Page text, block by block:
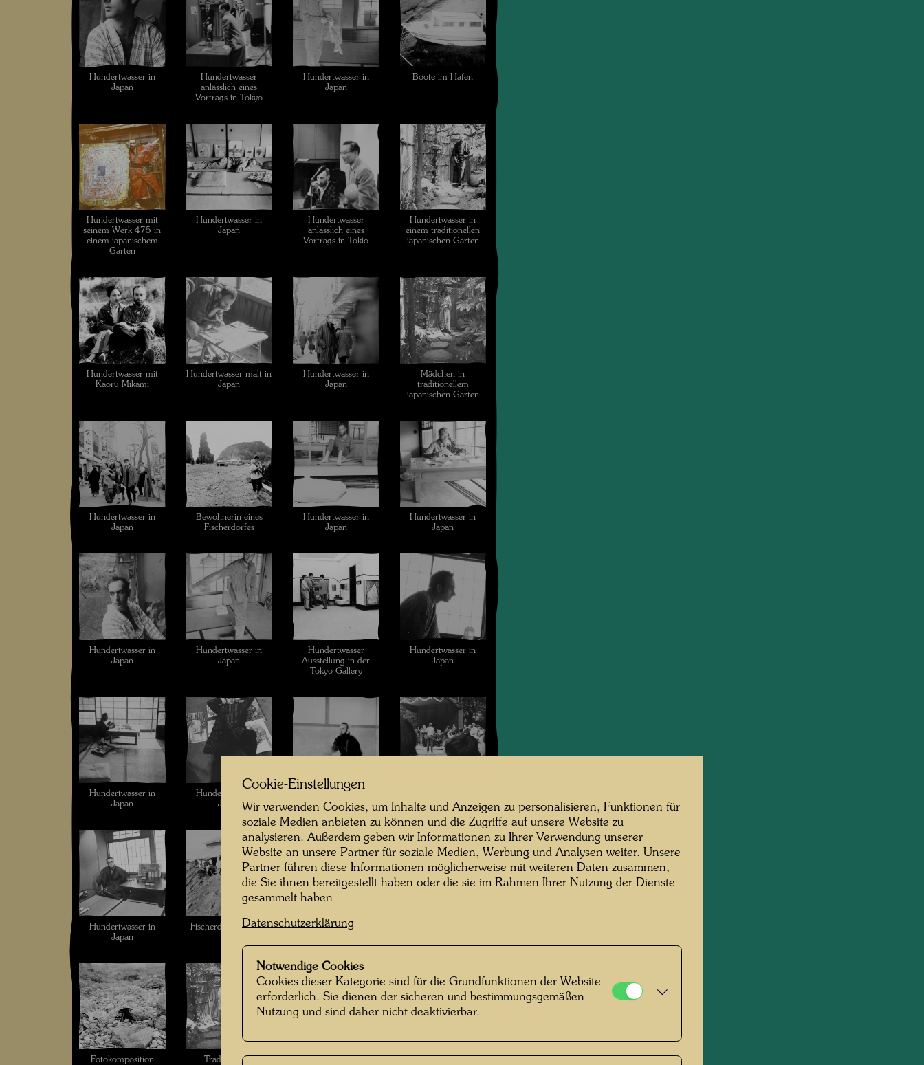
Hundertwasser in
Japan
Hundertwasser
anlässlich eines
Vortrags in Tokyo
Hundertwasser in
Japan
Boote im Hafen
Hundertwasser mit
seinem Werk 475 in
einem japanischem
Garten
Hundertwasser in
Japan
Hundertwasser
anlässlich eines
Vortrags in Tokio
Hundertwasser in
einem traditionellen
japanischen Garten
Hundertwasser mit
Kaoru Mikami
Hundertwasser malt in
Japan
Hundertwasser in
Japan
Mädchen in
traditionellem
japanischen Garten
Hundertwasser in
Japan
Bewohnerin eines
Fischerdorfes
Hundertwasser in
Japan
Hundertwasser in
Japan
Hundertwasser in
Japan
Hundertwasser in
Japan
Hundertwasser
Ausstellung in der
Tokyo Gallery
Hundertwasser in
Japan
Hundertwasser in
Japan
Hundertwasser in
Japan
Hundertwasser beim
Tischtennis
Japan
Hundertwasser in
Japan
Fischerdorf in Japan
Hundertwasser in
Fotokomposition
Traditioneller
Cookie-Einstellungen
Wir verwenden Cookies, um Inhalte und Anzeigen zu personalisieren, Funktionen für
soziale Medien anbieten zu können und die Zugriffe auf unsere Website zu
analysieren. Außerdem geben wir Informationen zu Ihrer Verwendung unserer
Website an unsere Partner für soziale Medien, Werbung und Analysen weiter. Unsere
Partner führen diese Informationen möglicherweise mit weiteren Daten zusammen,
die Sie ihnen bereitgestellt haben oder die sie im Rahmen Ihrer Nutzung der Dienste
gesammelt haben
Datenschutzerklärung
Notwendige Cookies
Cookies dieser Kategorie sind für die Grundfunktionen der Website
erforderlich. Sie dienen der sicheren und bestimmungsgemäßen
Nutzung und sind daher nicht deaktivierbar.